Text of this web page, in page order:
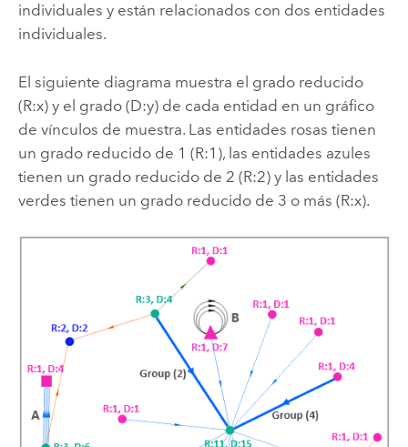
individuales y están relacionados con dos entidades
individuales.
El siguiente diagrama muestra el grado reducido
(R:x) y el grado (D:y) de cada entidad en un gráfico
de vínculos de muestra. Las entidades rosas tienen
un grado reducido de 1 (R:1), las entidades azules
tienen un grado reducido de 2 (R:2) y las entidades
verdes tienen un grado reducido de 3 o más (R:x).